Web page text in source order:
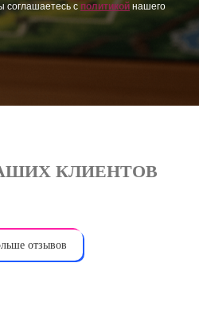
соглашаетесь с политикой нашего
КЛИЕНТОВ
отзывов